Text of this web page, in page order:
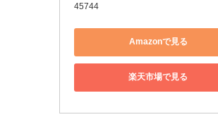
45744
Amazonで見る
楽天市場で見る